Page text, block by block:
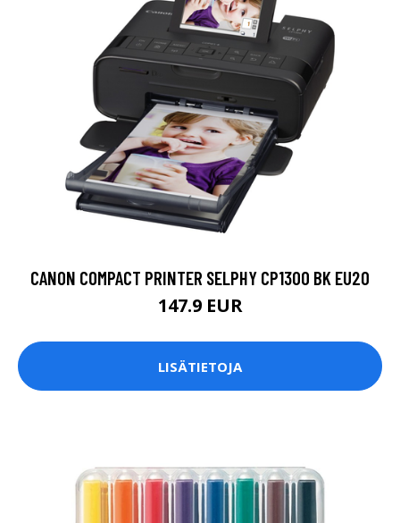
CANON COMPACT PRINTER SELPHY CP1300 BK EU20
147.9 EUR
LISÄTIETOJA